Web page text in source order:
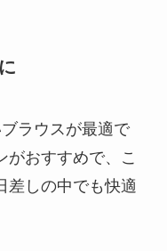
ラウスが最適で
がおすすめで、こ
差しの中でも快適